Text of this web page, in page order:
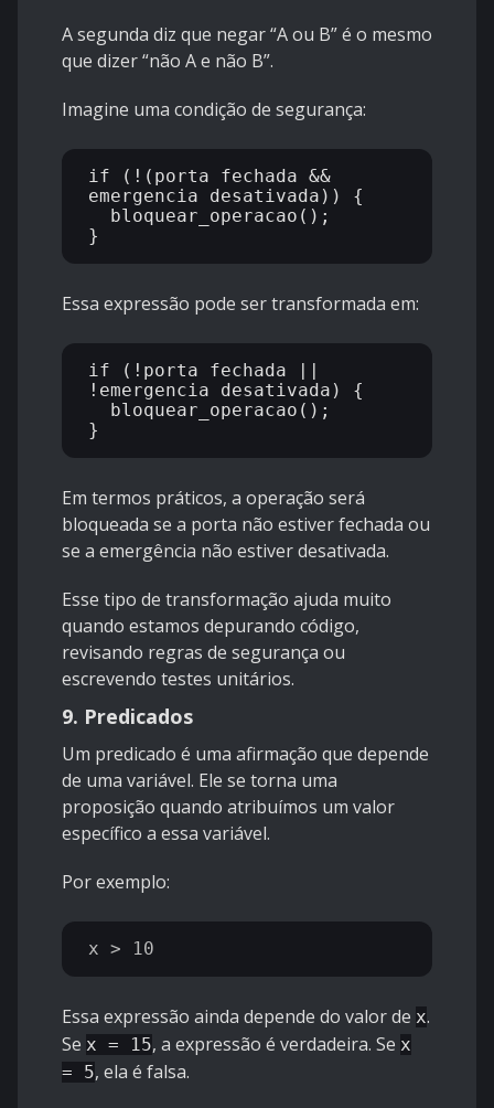
A segunda diz que negar “A ou B” é o mesmo
que dizer “não A e não B”.
Imagine uma condição de segurança:
if (!(porta_fechada &&
emergencia_desativada)) {
Essa expressão pode ser transformada em:
if (!porta_fechada ||
!emergencia_desativada) {
Em termos práticos, a operação será
bloqueada se a porta não estiver fechada ou
se a emergência não estiver desativada.
Esse tipo de transformação ajuda muito
quando estamos depurando código,
revisando regras de segurança ou
escrevendo testes unitários.
9. Predicados
Um predicado é uma afirmação que depende
de uma variável. Ele se torna uma
proposição quando atribuímos um valor
específico a essa variável.
Por exemplo:
Essa expressão ainda depende do valor de x.
Se x = 15, a expressão é verdadeira. Se x
= 5, ela é falsa.